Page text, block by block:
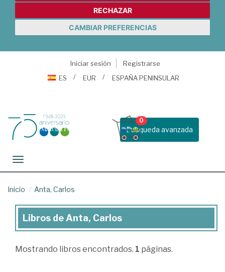
RECHAZAR
CAMBIAR PREFERENCIAS
Iniciar sesión
Registrarse
ES
EUR ESPAÑA PENINSULAR
Busqueda avanzada
0
Toggle navigation
Inicio Anta, Carlos
Libros
Anta,
Libros de Anta, Carlos
Mostrando libros encontrados. 1 páginas.